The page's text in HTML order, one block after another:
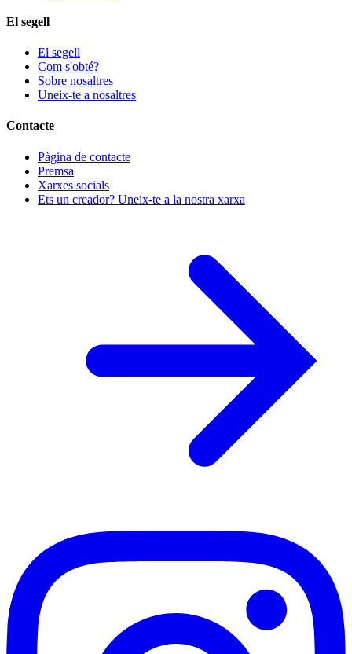
El segell
El segell
Com s'obté?
Sobre nosaltres
Uneix-te a nosaltres
Contacte
Pàgina de contacte
Premsa
Xarxes socials
Ets un creador? Uneix-te a la nostra xarxa